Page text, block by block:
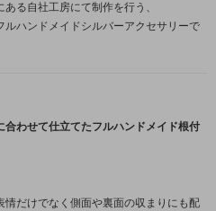
る自社工房にて制作を行う、
ハンドメイドシルバーアクセサリーで
わせて仕立てたフルハンドメイド根付
情だけでなく側面や裏面の収まりにも配